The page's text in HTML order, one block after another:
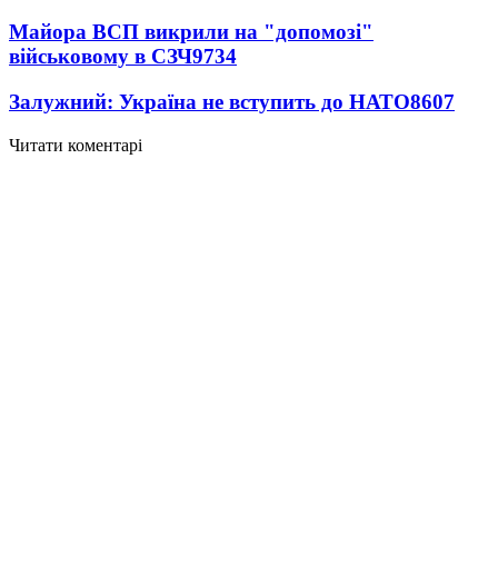
Майора ВСП викрили на "допомозі"
військовому в СЗЧ9734
Залужний: Україна не вступить до НАТО8607
Читати коментарі